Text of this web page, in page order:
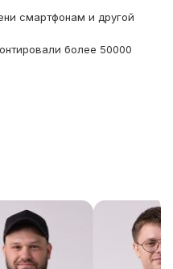
смартфонам и другой
более 50000